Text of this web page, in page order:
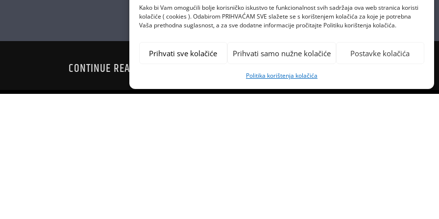
Kako bi Vam omogućili bolje korisničko iskustvo te funkcionalnost svih sadržaja ova web stranica koristi
kolačiće ( cookies ). Odabirom PRIHVAĆAM SVE slažete se s korištenjem kolačića za koje je potrebna
Vaša prethodna suglasnost, a za sve dodatne informacije pročitajte Politiku korištenja kolačića.
Prihvati sve kolačiće Prihvati samo nužne kolačiće Postavke kolačića
Politika korištenja kolačića
CONTINUE READING